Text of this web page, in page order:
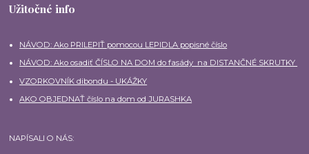
Užitočné info
NÁVOD: Ako PRILEPIŤ pomocou LEPIDLA popisné číslo
NÁVOD: Ako osadiť ČÍSLO NA DOM do fasády na DISTANČNÉ SKRUTKY
VZORKOVNÍK dibondu - UKÁŽKY
AKO OBJEDNAŤ číslo na dom od JURASHKA
NAPÍSALI O NÁS: